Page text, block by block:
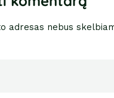
adresas nebus